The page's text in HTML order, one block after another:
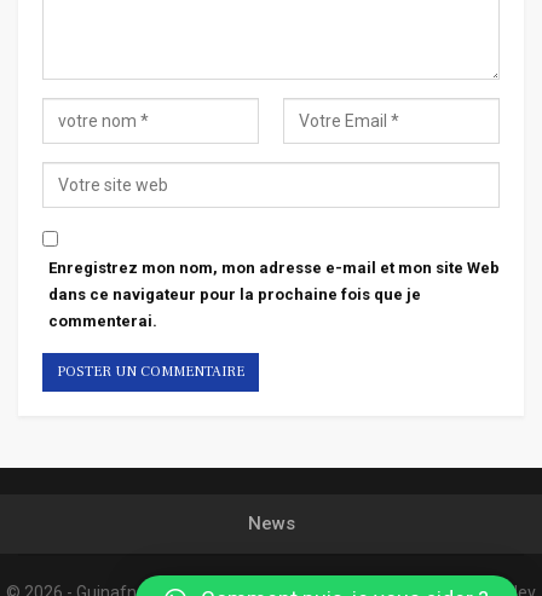
Enregistrez mon nom, mon adresse e-mail et mon site Web
dans ce navigateur pour la prochaine fois que je
commenterai.
News